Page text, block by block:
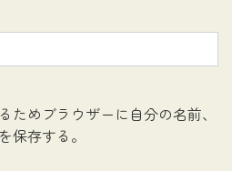
ためブラウザーに自分の名前、
保存する。